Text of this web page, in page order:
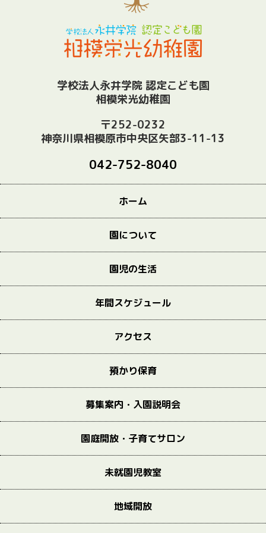
学校法人永井学院 認定こども園
相模栄光幼稚園
〒252-0232
神奈川県相模原市中央区矢部3-11-13
042-752-8040
ホーム
園について
園児の生活
年間スケジュール
アクセス
預かり保育
募集案内・入園説明会
園庭開放・子育てサロン
未就園児教室
地域開放